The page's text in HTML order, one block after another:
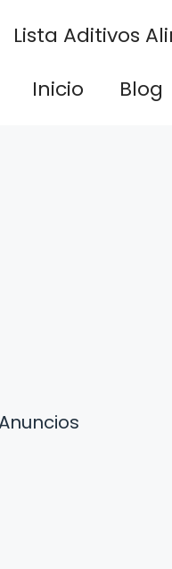
Lista Aditivos
Inicio Blog